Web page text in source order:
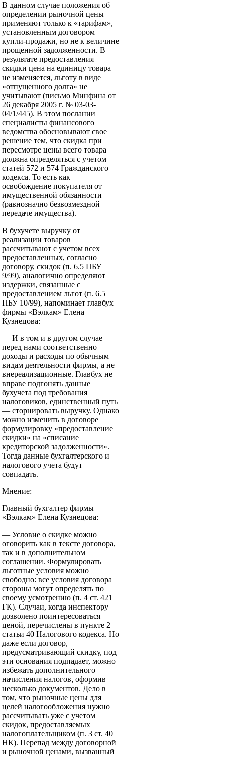
В данном случае положения об
определении рыночной цены
применяют только к «тарифам»,
установленным договором
купли-продажи, но не к величине
прощенной задолженности. В
результате предоставления
скидки цена на единицу товара
не изменяется, льготу в виде
«отпущенного долга» не
учитывают (письмо Минфина от
26 декабря 2005 г. № 03-03-
04/1/445). В этом послании
специалисты финансового
ведомства обосновывают свое
решение тем, что скидка при
пересмотре цены всего товара
должна определяться с учетом
статей 572 и 574 Гражданского
кодекса. То есть как
освобождение покупателя от
имущественной обязанности
(равнозначно безвозмездной
передаче имущества).
В бухучете выручку от
реализации товаров
рассчитывают с учетом всех
предоставленных, согласно
договору, скидок (п. 6.5 ПБУ
9/99), аналогично определяют
издержки, связанные с
предоставлением льгот (п. 6.5
ПБУ 10/99), напоминает главбух
фирмы «Вэлкам» Елена
Кузнецова:
— И в том и в другом случае
перед нами соответственно
доходы и расходы по обычным
видам деятельности фирмы, а не
внереализационные. Главбух не
вправе подгонять данные
бухучета под требования
налоговиков, единственный путь
— сторнировать выручку. Однако
можно изменить в договоре
формулировку «предоставление
скидки» на «списание
кредиторской задолженности».
Тогда данные бухгалтерского и
налогового учета будут
совпадать.
Мнение:
Главный бухгалтер фирмы
«Вэлкам» Елена Кузнецова:
— Условие о скидке можно
оговорить как в тексте договора,
так и в дополнительном
соглашении. Формулировать
льготные условия можно
свободно: все условия договора
стороны могут определять по
своему усмотрению (п. 4 ст. 421
ГК). Случаи, когда инспектору
дозволено поинтересоваться
ценой, перечислены в пункте 2
статьи 40 Налогового кодекса. Но
даже если договор,
предусматривающий скидку, под
эти основания подпадает, можно
избежать дополнительного
начисления налогов, оформив
несколько документов. Дело в
том, что рыночные цены для
целей налогообложения нужно
рассчитывать уже с учетом
скидок, предоставляемых
налогоплательщиком (п. 3 ст. 40
НК). Перепад между договорной
и рыночной ценами, вызванный